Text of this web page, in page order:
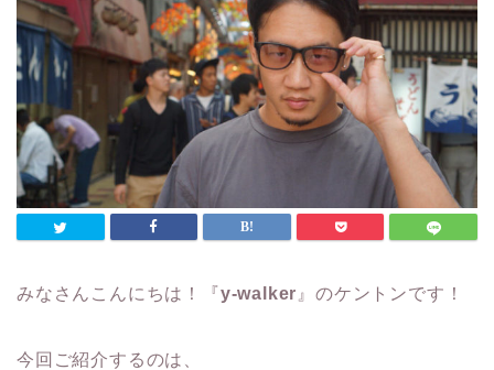
みなさんこんにちは！『y-walker 』のケントンです！
今回ご紹介するのは、